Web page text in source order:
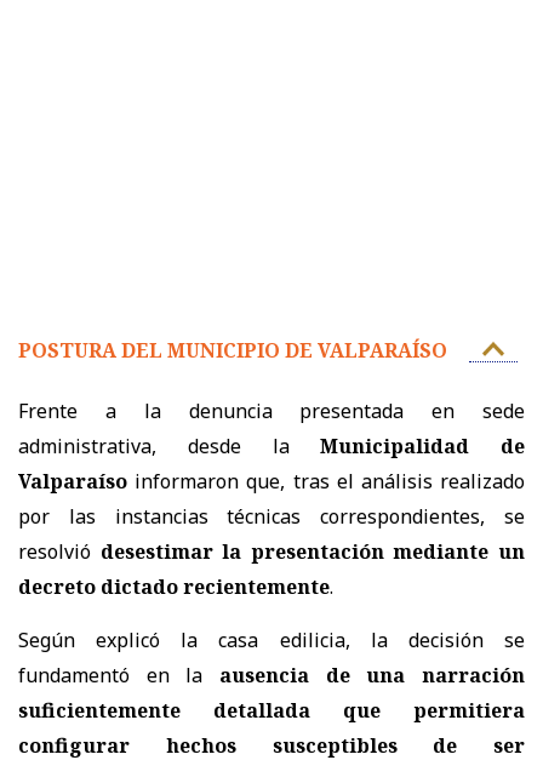
POSTURA DEL MUNICIPIO DE VALPARAÍSO
Frente a la denuncia presentada en sede
administrativa, desde laMunicipalidad de
Valparaíso informaron que, tras el análisis realizado
por las instancias técnicas correspondientes, se
resolvió desestimar la presentación mediante un
decreto dictado recientemente.
Según explicó la casa edilicia, la decisión se
fundamentó en la ausencia de una narración
suficientemente detallada que permitiera
configurar hechos susceptibles de ser